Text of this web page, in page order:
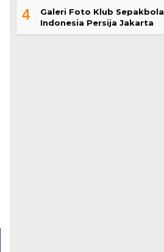
4
Galeri Foto Klub Sepakbola
Indonesia Persija Jakarta